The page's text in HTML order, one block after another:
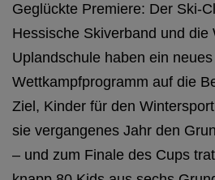
Geglückte Premiere: Der Ski-
Hessische Skiverband und die
Uplandschule haben ein
Wettkampfprogramm auf die
Ziel, Kinder für den
sie vergangenes Jahr den
– und zum Finale des Cups